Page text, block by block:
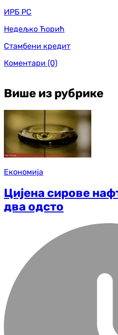
ИРБ РС
Недељко Ћорић
Стамбени кредит
Коментари (0)
Више из рубрике
Економија
Цијена сирове
два одсто